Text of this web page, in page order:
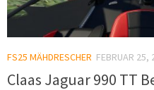
FS25 MÄHDRESCHER FEBRUAR 25,
Claas Jaguar 990 TT